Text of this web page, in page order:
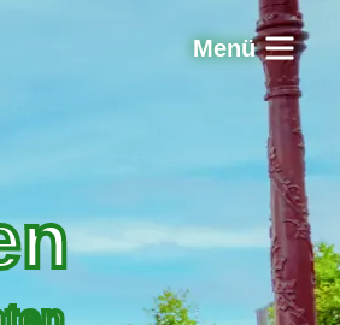
Menü